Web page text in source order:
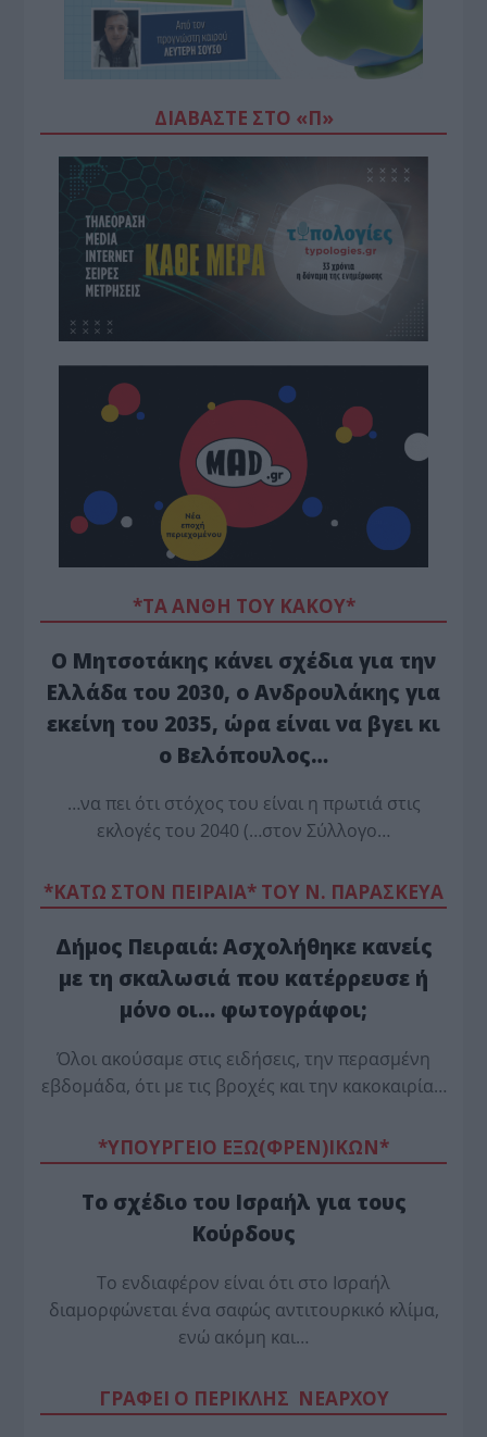
ΔΙΑΒΆΣΤΕ ΣΤΟ «Π»
*ΤΑ ΆΝΘΗ ΤΟΥ ΚΑΚΟΎ*
Ο Μητσοτάκης κάνει σχέδια για την
Ελλάδα του 2030, ο Ανδρουλάκης για
εκείνη του 2035, ώρα είναι να βγει κι
ο Βελόπουλος…
…να πει ότι στόχος του είναι η πρωτιά στις
εκλογές του 2040 (…στον Σύλλογο…
*ΚΑΤΩ ΣΤΟΝ ΠΕΙΡΑΙΑ* ΤΟΥ Ν. ΠΑΡΑΣΚΕΥΑ
Δήμος Πειραιά: Ασχολήθηκε κανείς
με τη σκαλωσιά που κατέρρευσε ή
μόνο οι… φωτογράφοι;
Όλοι ακούσαμε στις ειδήσεις, την περασμένη
εβδομάδα, ότι με τις βροχές και την κακοκαιρία…
*ΥΠΟΥΡΓΕΙΟ ΕΞΩ(ΦΡΕΝ)ΙΚΩΝ*
Το σχέδιο του Ισραήλ για τους
Κούρδους
Το ενδιαφέρον είναι ότι στο Ισραήλ
διαμορφώνεται ένα σαφώς αντιτουρκικό κλίμα,
ενώ ακόμη και…
ΓΡΑΦΕΙ Ο ΠΕΡΙΚΛΗΣ ΝΕΑΡΧΟΥ